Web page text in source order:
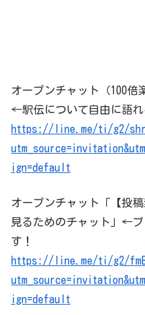
オープンチャット（100倍
←駅伝について自由に語れ
https://line.me/ti/g2/
ign=default
オープンチャット「【投
見るためのチャット」←
す！
https://line.me/ti/g2/
ign=default